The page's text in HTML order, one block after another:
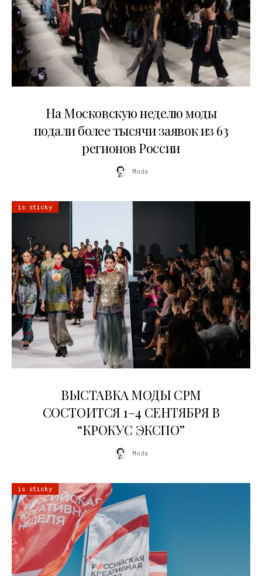
На Московскую неделю моды
подали более тысячи заявок из 63
регионов России
Moda
is sticky
ВЫСТАВКА МОДЫ CPM
СОСТОИТСЯ 1–4 СЕНТЯБРЯ В
“КРОКУС ЭКСПО”
Moda
is sticky